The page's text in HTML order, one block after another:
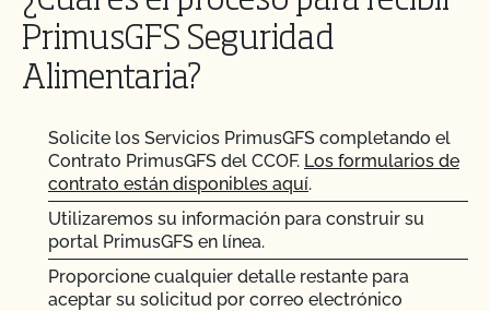
PrimusGFS Seguridad
Alimentaria?
Solicite los Servicios PrimusGFS completando el
Contrato PrimusGFS del CCOF. Los formularios de
contrato están disponibles aquí.
Utilizaremos su información para construir su
portal PrimusGFS en línea.
Proporcione cualquier detalle restante para
aceptar su solicitud por correo electrónico